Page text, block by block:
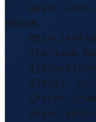
mayer-
BibTeX
{Enrique
{2026},
{https://
mayer-